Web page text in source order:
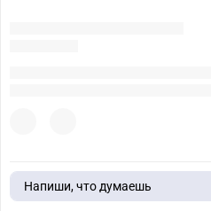
Напиши, что думаешь